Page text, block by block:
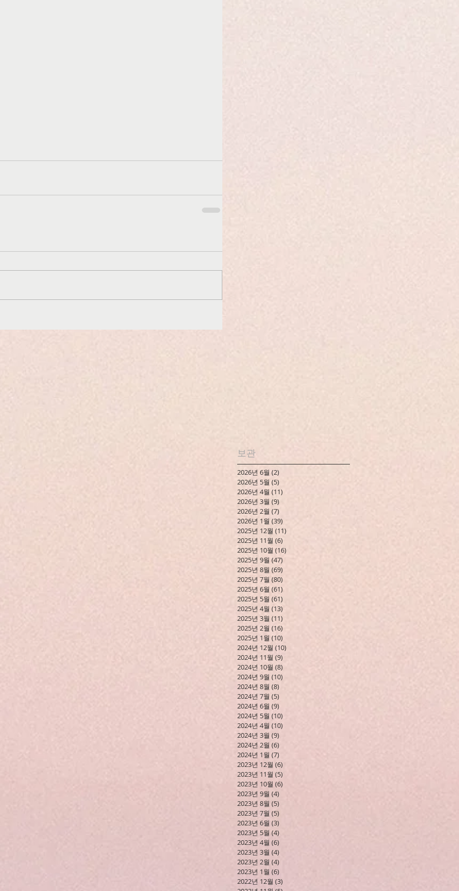
보관
2026년 6월 (2)
2026년 5월 (5)
2026년 4월 (11)
2026년 3월 (9)
2026년 2월 (7)
2026년 1월 (39)
2025년 12월 (11)
2025년 11월 (6)
2025년 10월 (16)
2025년 9월 (47)
2025년 8월 (69)
2025년 7월 (80)
2025년 6월 (61)
2025년 5월 (61)
2025년 4월 (13)
2025년 3월 (11)
2025년 2월 (16)
2025년 1월 (10)
2024년 12월 (10)
2024년 11월 (9)
2024년 10월 (8)
2024년 9월 (10)
2024년 8월 (8)
2024년 7월 (5)
2024년 6월 (9)
2024년 5월 (10)
2024년 4월 (10)
2024년 3월 (9)
2024년 2월 (6)
2024년 1월 (7)
2023년 12월 (6)
2023년 11월 (5)
2023년 10월 (6)
2023년 9월 (4)
2023년 8월 (5)
2023년 7월 (5)
2023년 6월 (3)
2023년 5월 (4)
2023년 4월 (6)
2023년 3월 (4)
2023년 2월 (4)
2023년 1월 (6)
2022년 12월 (3)